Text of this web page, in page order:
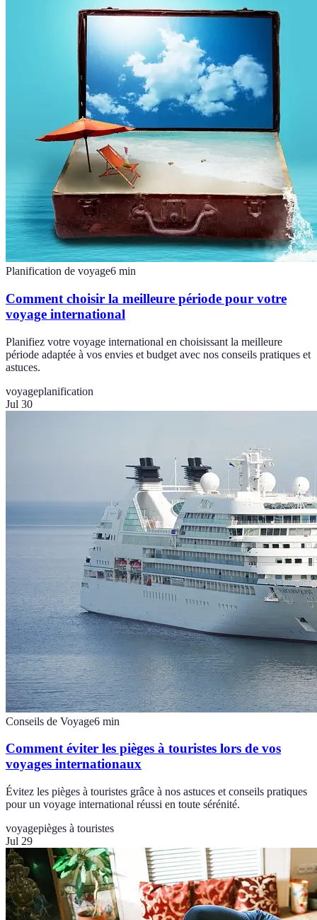
Planification de voyage6 min
Comment choisir la meilleure période pour votre
voyage international
Planifiez votre voyage international en choisissant la meilleure
période adaptée à vos envies et budget avec nos conseils pratiques et
astuces.
voyageplanification
Jul 30
Conseils de Voyage6 min
Comment éviter les pièges à touristes lors de vos
voyages internationaux
Évitez les pièges à touristes grâce à nos astuces et conseils pratiques
pour un voyage international réussi en toute sérénité.
voyagepièges à touristes
Jul 29